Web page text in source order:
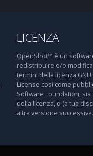
LICENZA
OpenShot™ è un
redistribuire e/o
termini della licenza
License così come
Software Foundation,
della licenza, o (a tua
altra versione successiva.